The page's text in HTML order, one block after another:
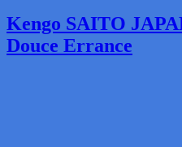
Kengo SAITO
Douce Errance